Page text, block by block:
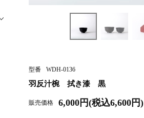
型番 WDH-0136
羽反汁椀 拭き漆 黒
販売価格 6,000円(税込6,600円)